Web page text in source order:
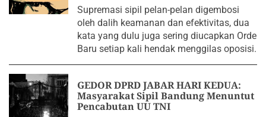
Supremasi sipil pelan-pelan digembosi
oleh dalih keamanan dan efektivitas, dua
kata yang dulu juga sering diucapkan Orde
Baru setiap kali hendak menggilas oposisi.
GEDOR DPRD JABAR HARI KEDUA:
Masyarakat Sipil Bandung Menuntut
Pencabutan UU TNI